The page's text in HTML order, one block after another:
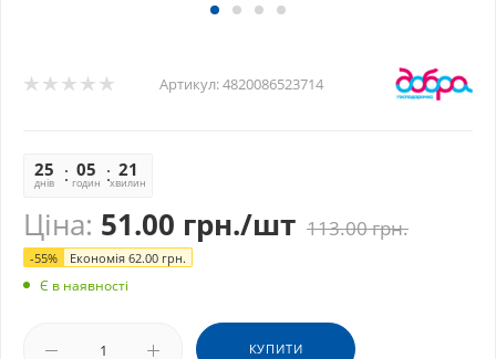
Артикул:4820086523714
25
днів
05
годин
21
хвилин
Ціна: 51.00 грн./шт 113.00грн.
-55% Економія 62.00 грн.
Є в наявності
КУПИТИ